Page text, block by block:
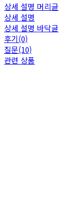
상세 설명 머리글
상세 설명
상세 설명 바닥글
후기(0)
질문(10)
관련 상품